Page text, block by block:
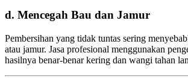
d. Mencegah Bau dan Jamur
Pembersihan yang tidak tuntas sering
atau jamur. Jasa profesional menggunakan
hasilnya benar-benar kering dan wangi tahan